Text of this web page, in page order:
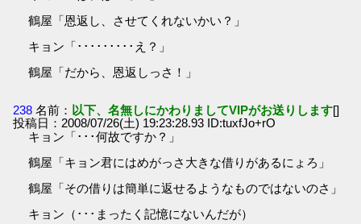
鶴屋「恩返し、させてくれないかい？」
キョン「･････････え？」
鶴屋「だから、恩返しっさ！」
238 名前： 以下、名無しにかわりましてVIPがお送りします[]
投稿日：2008/07/26(土) 19:23:28.93 ID:tuxfJo+rO
キョン「･･･何故ですか？」
鶴屋「キョン君にはめがっさ大きな借りがあるにょろ」
鶴屋「その借りは簡単に返せるようなものではないのさ」
キョン（･･･まったく記憶にないんだが）